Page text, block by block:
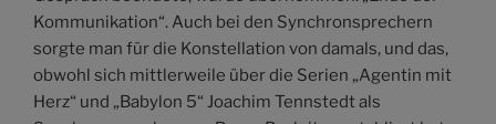
Kommunikation“. Auch bei den Synchronsprechern
sorgte man für die Konstellation von damals, und das,
obwohl sich mittlerweile über die Serien „Agentin mit
Herz“ und „Babylon 5“ Joachim Tennstedt als